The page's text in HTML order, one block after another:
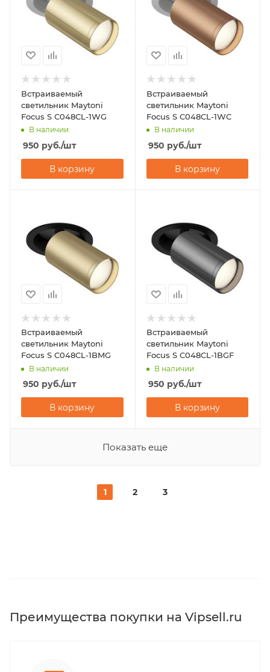
Встраиваемый
светильник Maytoni
Focus S C048CL-1WG
В наличии
950 руб./шт
В корзину
Встраиваемый
светильник Maytoni
Focus S C048CL-1WC
В наличии
950 руб./шт
В корзину
Встраиваемый
светильник Maytoni
Focus S C048CL-1BMG
В наличии
950 руб./шт
В корзину
Встраиваемый
светильник Maytoni
Focus S C048CL-1BGF
В наличии
950 руб./шт
В корзину
Показать еще
1 2 3
Преимущества покупки на Vipsell.ru